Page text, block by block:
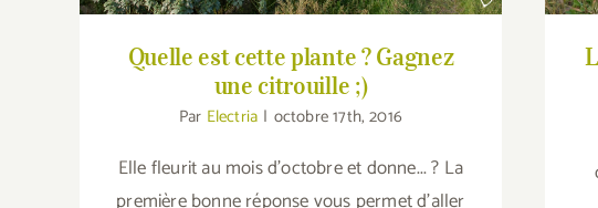
Quelle est cette plante ? Gagnez
une citrouille ;)
Par Electria | octobre 17th, 2016
Elle fleurit au mois d'octobre et donne... ? La
première bonne réponse vous permet d'aller